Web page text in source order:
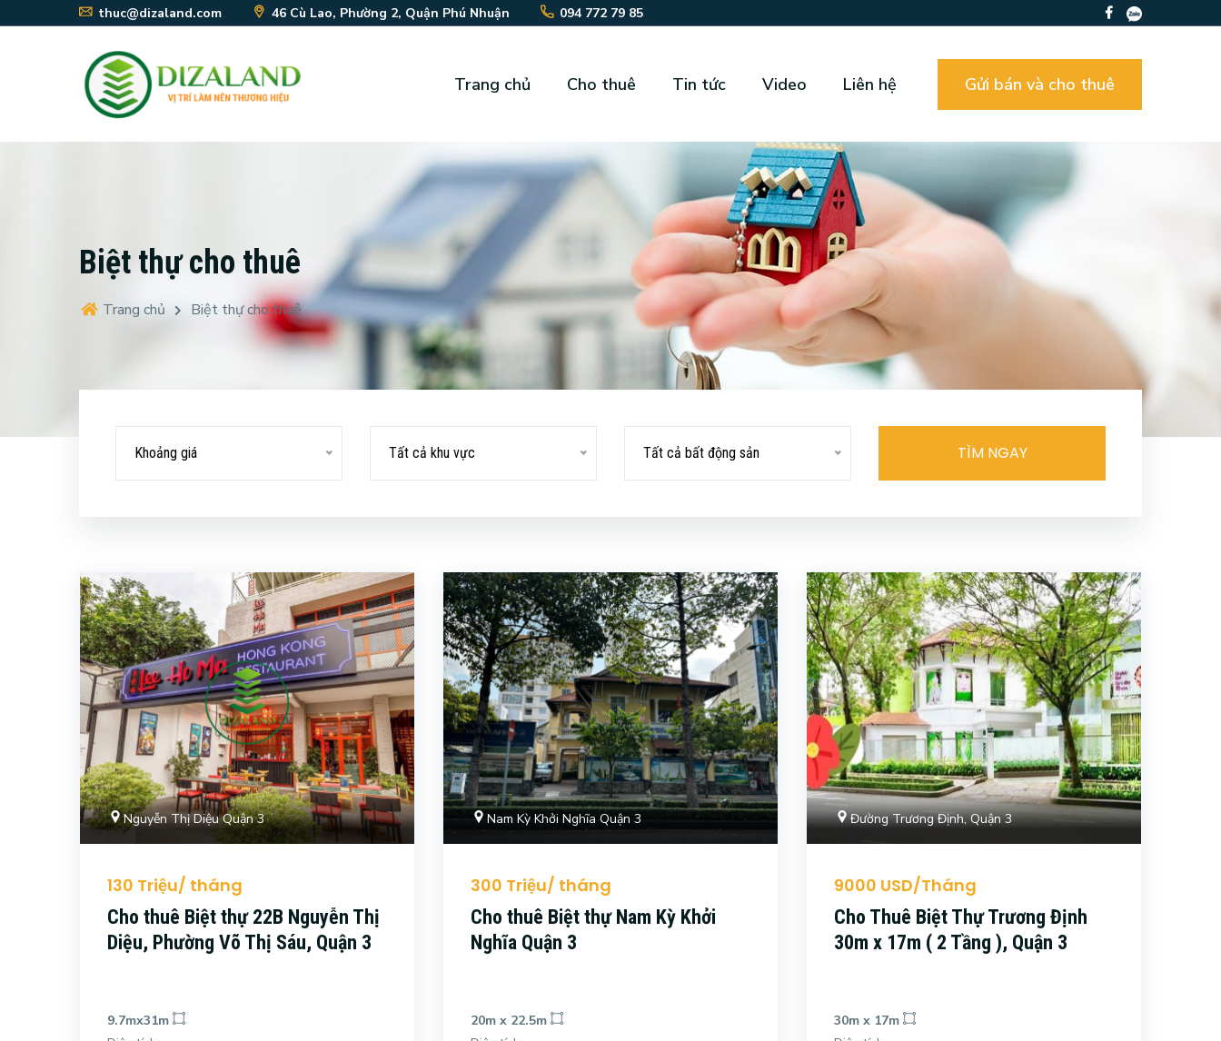
thuc@dizaland.com 46 Cù Lao, Phường 2, Quận Phú Nhuận 094 772 79 85
Trang chủ Cho thuê Tin tức Video Liên hệ Gửi bán và cho thuê
Biệt thự cho thuê
Trang chủ Biệt thự cho thuê
Khoảng giá Tất cả khu vực Tất cả bất động sản TÌM NGAY
Nguyễn Thị Diệu Quận 3
130 Triệu/ tháng
Cho thuê Biệt thự 22B Nguyễn Thị
Diệu, Phường Võ Thị Sáu, Quận 3
9.7mx31m
Nam Kỳ Khởi Nghĩa Quận 3
300 Triệu/ tháng
Cho thuê Biệt thự Nam Kỳ Khởi
Nghĩa Quận 3
20m x 22.5m
Đường Trương Định, Quận 3
9000 USD/Tháng
Cho Thuê Biệt Thự Trương Định
30m x 17m ( 2 Tầng ), Quận 3
30m x 17m